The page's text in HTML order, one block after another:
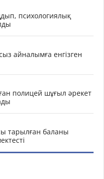
психологиялық
айналымға енгізген
полицей шұғыл әрекет
тарылған баланы